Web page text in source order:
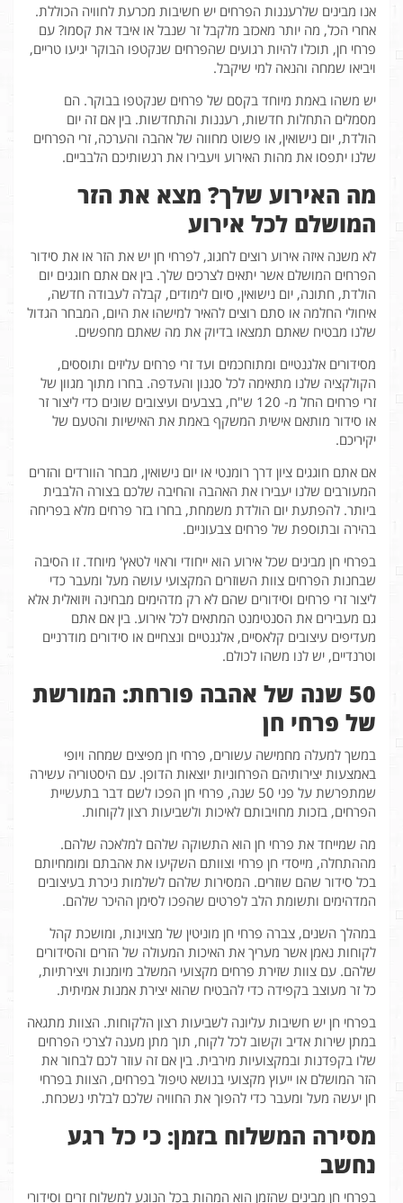
אנו מבינים שלרעננות הפרחים יש חשיבות מכרעת לחוויה הכוללת.
אחרי הכל, מה יותר מאכזב מלקבל זר שנבל או איבד את קסמו? עם
פרחי חן, תוכלו להיות רגועים שהפרחים שנקטפו הבוקר יגיעו טריים,
ויביאו שמחה והנאה למי שיקבל.
יש משהו באמת מיוחד בקסם של פרחים שנקטפו בבוקר. הם
מסמלים התחלות חדשות, רעננות והתחדשות. בין אם זה יום
הולדת, יום נישואין, או פשוט מחווה של אהבה והערכה, זרי הפרחים
שלנו יתפסו את מהות האירוע ויעבירו את רגשותיכם הלבביים.
מה האירוע שלך? מצא את הזר
המושלם לכל אירוע
לא משנה איזה אירוע רוצים לחגוג, לפרחי חן יש את הזר או את סידור
הפרחים המושלם אשר יתאים לצרכים שלך. בין אם אתם חוגגים יום
הולדת, חתונה, יום נישואין, סיום לימודים, קבלה לעבודה חדשה,
איחולי החלמה או סתם רוצים להאיר למישהו את היום, המבחר הגדול
שלנו מבטיח שאתם תמצאו בדיוק את מה שאתם מחפשים.
מסידורים אלגנטיים ומתוחכמים ועד זרי פרחים עליזים ותוססים,
הקולקציה שלנו מתאימה לכל סגנון והעדפה. בחרו מתוך מגוון של
זרי פרחים החל מ- 120 ש"ח, בצבעים ועיצובים שונים כדי ליצור זר
או סידור מותאם אישית המשקף באמת את האישיות והטעם של
יקיריכם.
אם אתם חוגגים ציון דרך רומנטי או יום נישואין, מבחר הוורדים והזרים
המעורבים שלנו יעבירו את האהבה והחיבה שלכם בצורה הלבבית
ביותר. להפתעת יום הולדת משמחת, בחרו בזר פרחים מלא בפריחה
בהירה ובתוספת של פרחים צבעוניים.
בפרחי חן מבינים שכל אירוע הוא ייחודי וראוי לטאץ' מיוחד. זו הסיבה
שבחנות הפרחים צוות השוזרים המקצועי עושה מעל ומעבר כדי
ליצור זרי פרחים וסידורים שהם לא רק מדהימים מבחינה ויזואלית אלא
גם מעבירים את הסנטימנט המתאים לכל אירוע. בין אם אתם
מעדיפים עיצובים קלאסיים, אלגנטיים ונצחיים או סידורים מודרניים
וטרנדיים, יש לנו משהו לכולם.
50 שנה של אהבה פורחת: המורשת
של פרחי חן
במשך למעלה מחמישה עשורים, פרחי חן מפיצים שמחה ויופי
באמצעות יצירותיהם הפרחוניות יוצאות הדופן. עם היסטוריה עשירה
שמתפרשת על פני 50 שנה, פרחי חן הפכו לשם דבר בתעשיית
הפרחים, בזכות מחויבותם לאיכות ולשביעות רצון לקוחות.
מה שמייחד את פרחי חן הוא התשוקה שלהם למלאכה שלהם.
מההתחלה, מייסדי חן פרחי וצוותם השקיעו את אהבתם ומומחיותם
בכל סידור שהם שוזרים. המסירות שלהם לשלמות ניכרת בעיצובים
המדהימים ותשומת הלב לפרטים שהפכו לסימן ההיכר שלהם.
במהלך השנים, צברה פרחי חן מוניטין של מצוינות, ומושכת קהל
לקוחות נאמן אשר מעריך את האיכות המעולה של הזרים והסידורים
שלהם. עם צוות שזירת פרחים מקצועי המשלב מיומנות ויצירתיות,
כל זר מעוצב בקפידה כדי להבטיח שהוא יצירת אמנות אמיתית.
בפרחי חן יש חשיבות עליונה לשביעות רצון הלקוחות. הצוות מתגאה
במתן שירות אדיב וקשוב לכל לקוח, תוך מתן מענה לצרכי הפרחים
שלו בקפדנות ובמקצועיות מירבית. בין אם זה עוזר לכם לבחור את
הזר המושלם או ייעוץ מקצועי בנושא טיפול בפרחים, הצוות בפרחי
חן יעשה מעל ומעבר כדי להפוך את החוויה שלכם לבלתי נשכחת.
מסירה המשלוח בזמן: כי כל רגע
נחשב
בפרחי חן מבינים שהזמן הוא המהות בכל הנוגע למשלוח זרים וסידורי